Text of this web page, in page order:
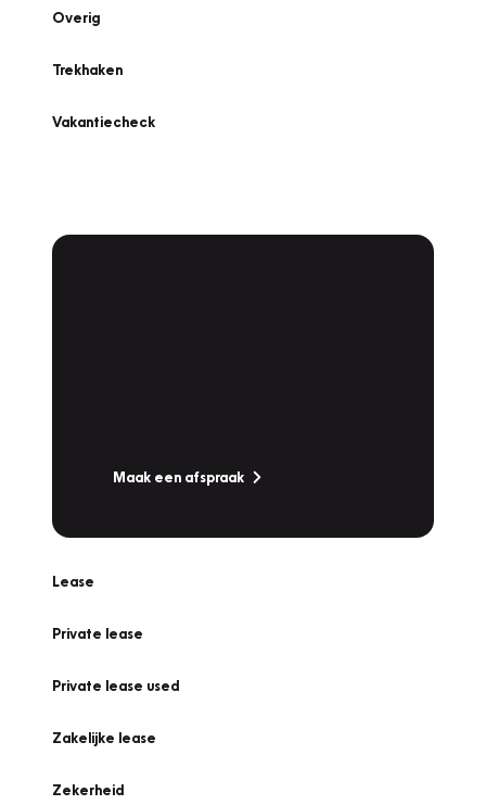
Overig
Trekhaken
Vakantiecheck
Maak een afspraak
Lease
Private lease
Private lease used
Zakelijke lease
Zekerheid